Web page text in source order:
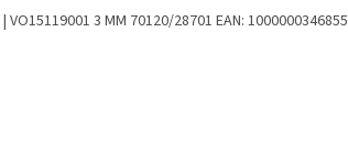
| VO15119001 3 MM 70120/28701 EAN: 1000000346855